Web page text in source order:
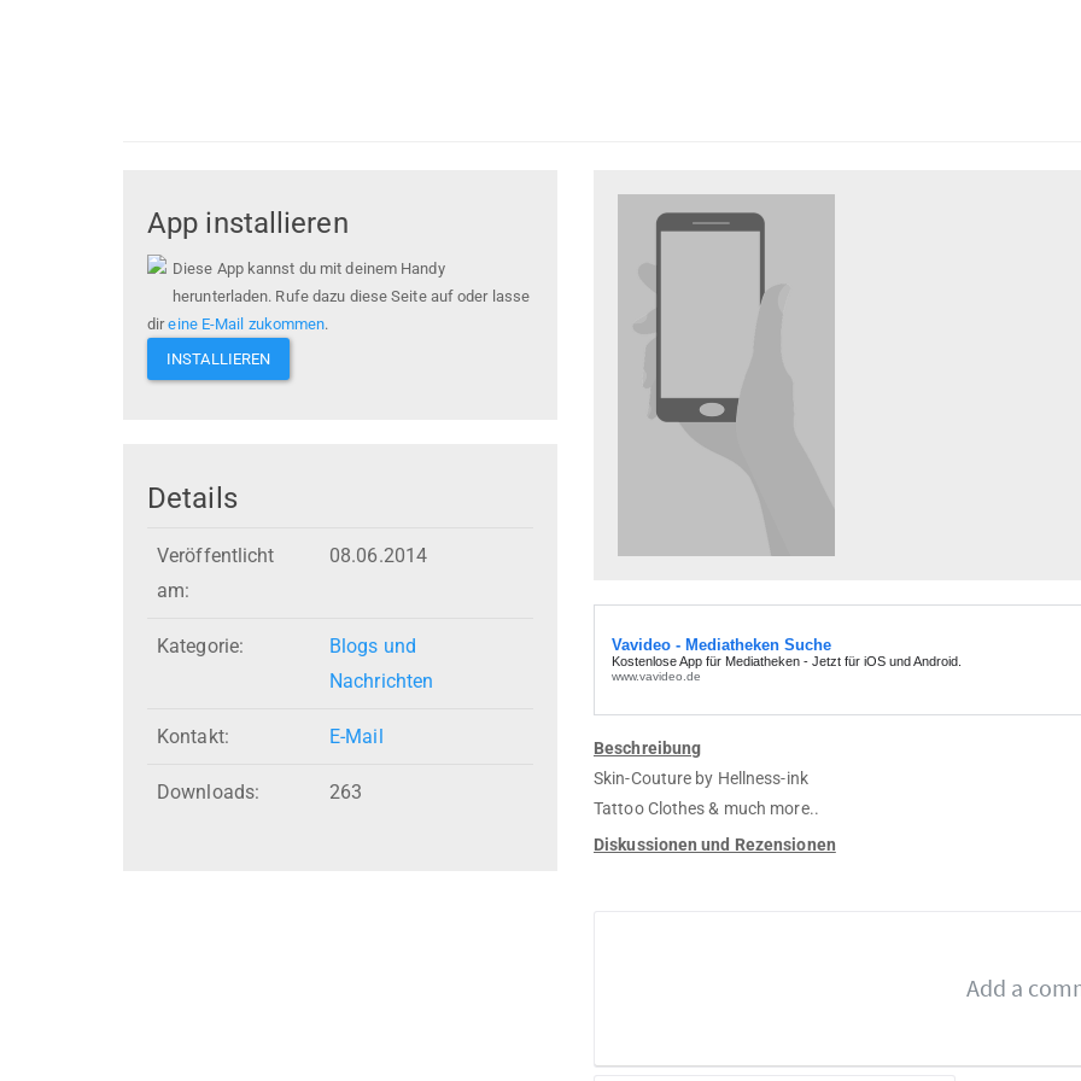
App installieren
Diese App kannst du mit deinem Handy
herunterladen. Rufe dazu diese Seite auf oder lasse
direine E-Mail zukommen.
INSTALLIEREN
Details
Veröffentlicht
am:
08.06.2014
Kategorie:
Blogs und
Nachrichten
Kontakt: E-Mail
Downloads: 263
Beschreibung
Skin-Couture by Hellness-ink
Tattoo Clothes & much more..
Diskussionen und Rezensionen